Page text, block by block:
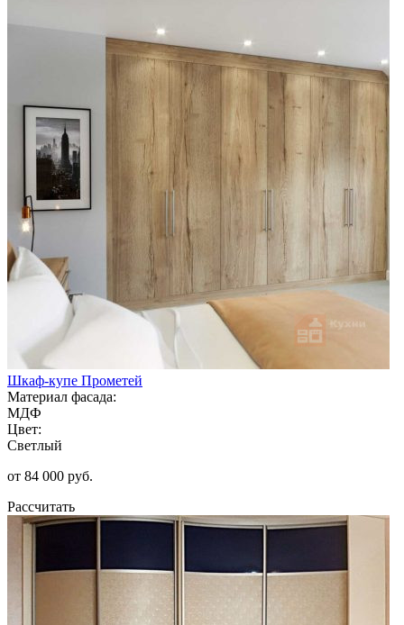
Шкаф-купе Прометей
Материал фасада:
МДФ
Цвет:
Светлый
от 84 000 руб.
Рассчитать